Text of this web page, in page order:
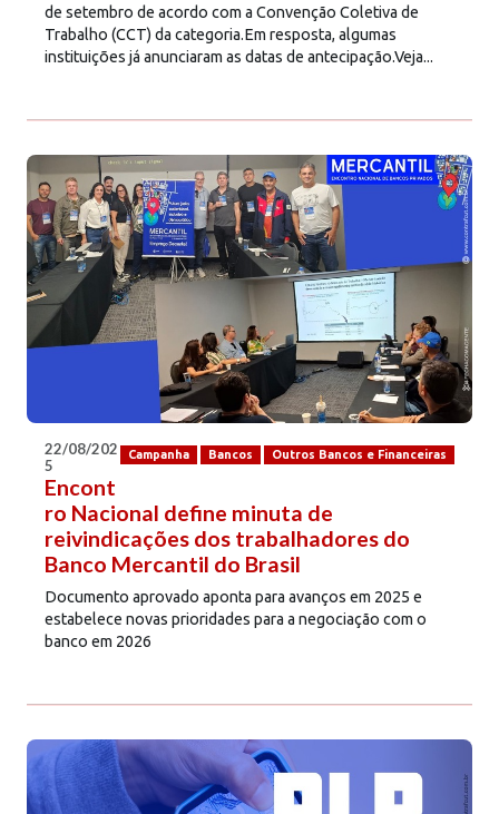
de setembro de acordo com a Convenção Coletiva de
Trabalho (CCT) da categoria.Em resposta, algumas
instituições já anunciaram as datas de antecipação.Veja...
Campanha Bancos Outros Bancos e Financeiras
22/08/202
5
Encont
ro Nacional define minuta de
reivindicações dos trabalhadores do
Banco Mercantil do Brasil
Documento aprovado aponta para avanços em 2025 e
estabelece novas prioridades para a negociação com o
banco em 2026